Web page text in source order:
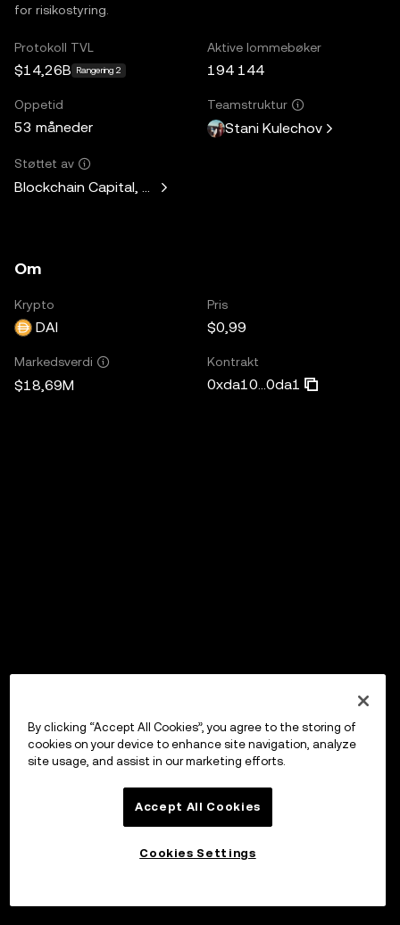
for risikostyring.
Protokoll TVL
$14,26B Rangering 2
Aktive lommebøker
194 144
Oppetid
53 måneder
Teamstruktur
Stani Kulechov
Støttet av
Blockchain Capital, Standard Crypto, Blockchain.com
Om
Krypto
DAI
Pris
$0,99
Markedsverdi
$18,69M
Kontrakt
0xda10...0da1
By clicking “Accept All Cookies”, you agree to the storing of
cookies on your device to enhance site navigation, analyze
site usage, and assist in our marketing efforts.
Accept All Cookies
Cookies Settings